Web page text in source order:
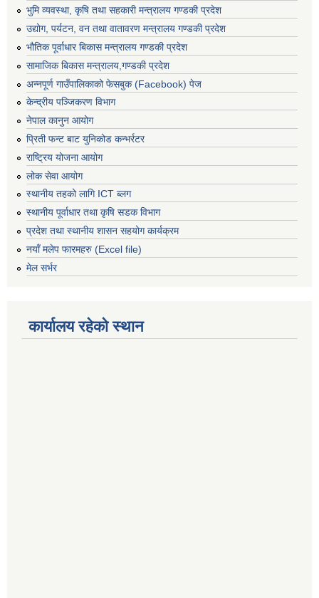
भुमि व्यवस्था, कृषि तथा सहकारी मन्त्रालय गण्डकी प्रदेश
उद्योग, पर्यटन, वन तथा वातावरण मन्त्रालय गण्डकी प्रदेश
भौतिक पूर्वाधार बिकास मन्त्रालय गण्डकी प्रदेश
सामाजिक बिकास मन्त्रालय,गण्डकी प्रदेश
अन्नपूर्ण गाउँपालिकाको फेसबुक (Facebook) पेज
केन्द्रीय पञ्जिकरण विभाग
नेपाल कानुन आयोग
प्रिती फन्ट बाट युनिकोड कन्भर्रटर
राष्ट्रिय योजना आयोग
लोक सेवा आयोग
स्थानीय तहको लागि ICT ब्लग
स्थानीय पूर्वाधार तथा कृषि सडक विभाग
प्रदेश तथा स्थानीय शासन सहयोग कार्यक्रम
नयाँ मलेप फारमहरु (Excel file)
मेल सर्भर
कार्यालय रहेको स्थान